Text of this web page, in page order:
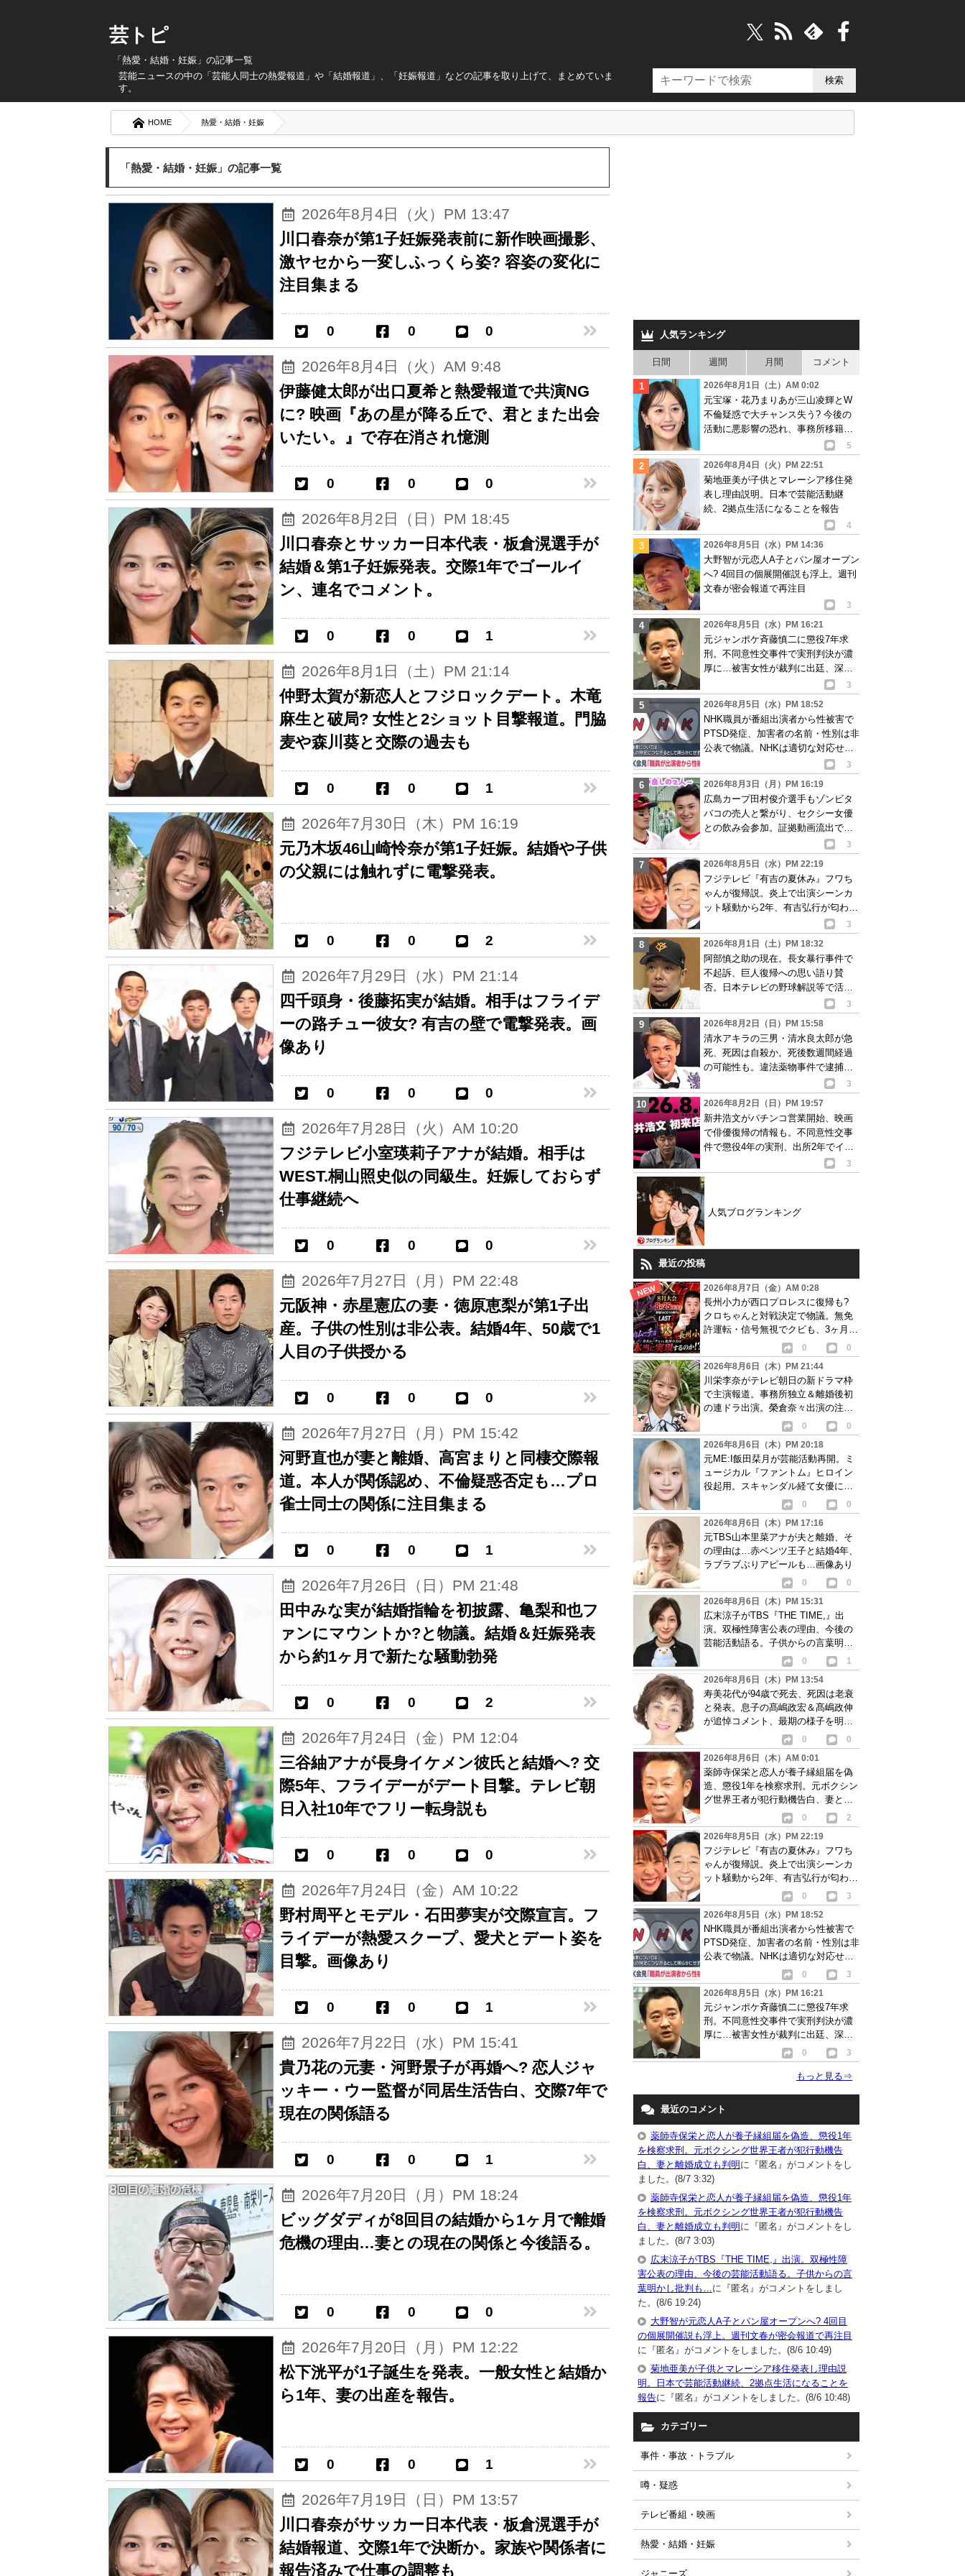
芸トピ
「熱愛・結婚・妊娠」の記事一覧
芸能ニュースの中の「芸能人同士の熱愛報道」や「結婚報道」、「妊娠報道」などの記事を取り上げて、まとめていま
す。
HOME 熱愛・結婚・妊娠
「熱愛・結婚・妊娠」の記事一覧
2026年8月4日（火）PM 13:47
川口春奈が第1子妊娠発表前に新作映画撮影、
激ヤセから一変しふっくら姿? 容姿の変化に
注目集まる
0 0 0
2026年8月4日（火）AM 9:48
伊藤健太郎が出口夏希と熱愛報道で共演NG
に? 映画『あの星が降る丘で、君とまた出会
いたい。』で存在消され憶測
0 0 0
2026年8月2日（日）PM 18:45
川口春奈とサッカー日本代表・板倉滉選手が
結婚＆第1子妊娠発表。交際1年でゴールイ
ン、連名でコメント。
0 0 1
2026年8月1日（土）PM 21:14
仲野太賀が新恋人とフジロックデート。木竜
麻生と破局? 女性と2ショット目撃報道。門脇
麦や森川葵と交際の過去も
0 0 1
2026年7月30日（木）PM 16:19
元乃木坂46山崎怜奈が第1子妊娠。結婚や子供
の父親には触れずに電撃発表。
0 0 2
2026年7月29日（水）PM 21:14
四千頭身・後藤拓実が結婚。相手はフライデ
ーの路チュー彼女? 有吉の壁で電撃発表。画
像あり
0 0 0
2026年7月28日（火）AM 10:20
フジテレビ小室瑛莉子アナが結婚。相手は
WEST.桐山照史似の同級生。妊娠しておらず
仕事継続へ
0 0 0
2026年7月27日（月）PM 22:48
元阪神・赤星憲広の妻・徳原恵梨が第1子出
産。子供の性別は非公表。結婚4年、50歳で1
人目の子供授かる
0 0 0
2026年7月27日（月）PM 15:42
河野直也が妻と離婚、高宮まりと同棲交際報
道。本人が関係認め、不倫疑惑否定も…プロ
雀士同士の関係に注目集まる
0 0 1
2026年7月26日（日）PM 21:48
田中みな実が結婚指輪を初披露、亀梨和也フ
ァンにマウントか?と物議。結婚＆妊娠発表
から約1ヶ月で新たな騒動勃発
0 0 2
2026年7月24日（金）PM 12:04
三谷紬アナが長身イケメン彼氏と結婚へ? 交
際5年、フライデーがデート目撃。テレビ朝
日入社10年でフリー転身説も
0 0 0
2026年7月24日（金）AM 10:22
野村周平とモデル・石田夢実が交際宣言。フ
ライデーが熱愛スクープ、愛犬とデート姿を
目撃。画像あり
0 0 1
2026年7月22日（水）PM 15:41
貴乃花の元妻・河野景子が再婚へ? 恋人ジャ
ッキー・ウー監督が同居生活告白、交際7年で
現在の関係語る
0 0 1
2026年7月20日（月）PM 18:24
ビッグダディが8回目の結婚から1ヶ月で離婚
危機の理由…妻との現在の関係と今後語る。
0 0 0
2026年7月20日（月）PM 12:22
松下洸平が1子誕生を発表。一般女性と結婚か
ら1年、妻の出産を報告。
0 0 1
2026年7月19日（日）PM 13:57
川口春奈がサッカー日本代表・板倉滉選手が
結婚報道、交際1年で決断か。家族や関係者に
報告済みで仕事の調整も
人気ランキング
日間 週間 月間 コメント
2026年8月1日（土）AM 0:02
元宝塚・花乃まりあが三山凌輝とW
不倫疑惑で大チャンス失う? 今後の
活動に悪影響の恐れ、事務所移籍が
5
2026年8月4日（火）PM 22:51
菊地亜美が子供とマレーシア移住発
表し理由説明。日本で芸能活動継
続、2拠点生活になることを報告
4
2026年8月5日（水）PM 14:36
大野智が元恋人A子とパン屋オープン
へ? 4回目の個展開催説も浮上。週刊
文春が密会報道で再注目
3
2026年8月5日（水）PM 16:21
元ジャンポケ斉藤慎二に懲役7年求
刑。不同意性交事件で実刑判決が濃
厚に…被害女性が裁判に出廷、深刻
3
2026年8月5日（水）PM 18:52
NHK職員が番組出演者から性被害で
PTSD発症、加害者の名前・性別は非
公表で物議。NHKは適切な対応せず
3
2026年8月3日（月）PM 16:19
広島カープ田村俊介選手もゾンビタ
バコの売人と繋がり、セクシー女優
との飲み会参加。証拠動画流出で波
3
2026年8月5日（水）PM 22:19
フジテレビ『有吉の夏休み』フワち
ゃんが復帰説。炎上で出演シーンカ
ット騒動から2年、有吉弘行が匂わせ
3
2026年8月1日（土）PM 18:32
阿部慎之助の現在。長女暴行事件で
不起訴、巨人復帰への思い語り賛
否。日本テレビの野球解説等で活動
3
2026年8月2日（日）PM 15:58
清水アキラの三男・清水良太郎が急
死、死因は自殺か。死後数週間経過
の可能性も。違法薬物事件で逮捕、
3
2026年8月2日（日）PM 19:57
新井浩文がパチンコ営業開始、映画
で俳優復帰の情報も。不同意性交事
件で懲役4年の実刑、出所2年でイベ
3
人気ブログランキング
最近の投稿
2026年8月7日（金）AM 0:28
長州小力が西口プロレスに復帰も?
クロちゃんと対戦決定で物議。無免
許運転・信号無視でクビも、3ヶ月で
0
0
2026年8月6日（木）PM 21:44
川栄李奈がテレビ朝日の新ドラマ枠
で主演報道。事務所独立＆離婚後初
の連ドラ出演。榮倉奈々出演の注目
0
0
2026年8月6日（木）PM 20:18
元ME:I飯田栞月が芸能活動再開。ミ
ュージカル『ファントム』ヒロイン
役起用。スキャンダル経て女優に転
0
0
2026年8月6日（木）PM 17:16
元TBS山本里菜アナが夫と離婚、そ
の理由は…赤ベンツ王子と結婚4年、
ラブラブぶりアピールも…画像あり
0
0
2026年8月6日（木）PM 15:31
広末涼子がTBS『THE TIME,』出
演。双極性障害公表の理由、今後の
芸能活動語る。子供からの言葉明か
0
1
2026年8月6日（木）PM 13:54
寿美花代が94歳で死去、死因は老衰
と発表。息子の髙嶋政宏＆髙嶋政伸
が追悼コメント、最期の様子を明か
0
0
2026年8月6日（木）AM 0:01
薬師寺保栄と恋人が養子縁組届を偽
造、懲役1年を検察求刑。元ボクシン
グ世界王者が犯行動機告白、妻と離
0
2
2026年8月5日（水）PM 22:19
フジテレビ『有吉の夏休み』フワち
ゃんが復帰説。炎上で出演シーンカ
ット騒動から2年、有吉弘行が匂わせ
0
3
2026年8月5日（水）PM 18:52
NHK職員が番組出演者から性被害で
PTSD発症、加害者の名前・性別は非
公表で物議。NHKは適切な対応せず
0
3
2026年8月5日（水）PM 16:21
元ジャンポケ斉藤慎二に懲役7年求
刑。不同意性交事件で実刑判決が濃
厚に…被害女性が裁判に出廷、深刻
0 3
もっと見る⇒
最近のコメント
薬師寺保栄と恋人が養子縁組届を偽造、懲役1年
を検察求刑。元ボクシング世界王者が犯行動機告
白、妻と離婚成立も判明に『匿名』がコメントをし
ました。(8/7 3:32)
薬師寺保栄と恋人が養子縁組届を偽造、懲役1年
を検察求刑。元ボクシング世界王者が犯行動機告
白、妻と離婚成立も判明に『匿名』がコメントをし
ました。(8/7 3:03)
広末涼子がTBS『THE TIME,』出演。双極性障
害公表の理由、今後の芸能活動語る。子供からの言
葉明かし批判も… に『匿名』がコメントをしまし
た。(8/6 19:24)
大野智が元恋人A子とパン屋オープンへ? 4回目
の個展開催説も浮上。週刊文春が密会報道で再注目
に『匿名』がコメントをしました。(8/6 10:49)
菊地亜美が子供とマレーシア移住発表し理由説
明。日本で芸能活動継続、2拠点生活になることを
報告に『匿名』がコメントをしました。(8/6 10:48)
カテゴリー
事件・事故・トラブル
噂・疑惑
テレビ番組・映画
熱愛・結婚・妊娠
ジャニーズ